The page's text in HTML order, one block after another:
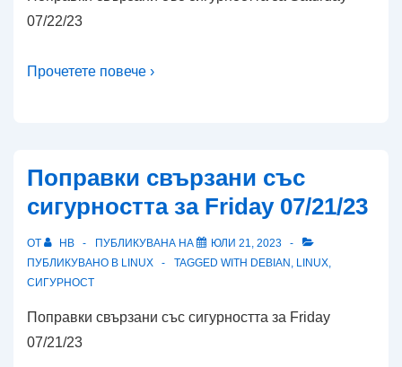
07/22/23
Прочетете повече ›
Поправки свързани със
сигурността за Friday 07/21/23
ОТ HB ПУБЛИКУВАНА НА
ЮЛИ 21, 2023
ПУБЛИКУВАНО В LINUX TAGGED WITH DEBIAN , LINUX,
СИГУРНОСТ
Поправки свързани със сигурността за Friday
07/21/23